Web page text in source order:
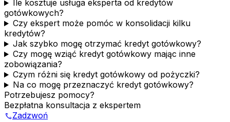
Ile kosztuje usługa eksperta od kredytów
gotówkowych?
Czy ekspert może pomóc w konsolidacji kilku
kredytów?
Jak szybko mogę otrzymać kredyt gotówkowy?
Czy mogę wziąć kredyt gotówkowy mając inne
zobowiązania?
Czym różni się kredyt gotówkowy od pożyczki?
Na co mogę przeznaczyć kredyt gotówkowy?
Potrzebujesz pomocy?
Bezpłatna konsultacja z ekspertem
phoneZadzwoń